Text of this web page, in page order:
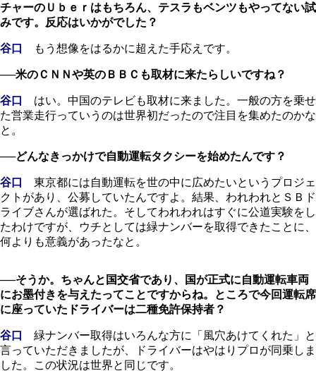
チャーのＵｂｅｒはもちろん、テスラもベンツもやってない試
みです。反応はいかがでした？
谷口 もう想像をはるかに超えた手応えです。
──米のＣＮＮや英のＢＢＣも取材に来たらしいですね？
谷口
はい。中国のテレビも取材に来ました。一般の方を乗せ
た営業走行っていうのは世界初だったので注目を集めたのかな
と。
──どんなきっかけで自動運転タクシーを始めたんです？
谷口
東京都には自動運転を世の中に広めたいというプロジェ
クトがあり、公募していたんですよ。結果、われわれとＳＢド
ライブさんが選ばれた。そしてわれわれはすぐに公道実験をし
たわけですが、ウチとしては緑ナンバーを取得できたことに、
何よりも意義があったなと。
──そうか。ちゃんと国交省であり、国が正式に自動運転車両
にお墨付きを与えたってことですからね。ところで今回運転席
に座っていたドライバーは二種免許保持者？
谷口
緑ナンバー取得はいろんな方に「風穴あけてくれた」と
言っていただきましたが、ドライバーはやはりプロが同乗しま
した。この状況は世界と同じです。